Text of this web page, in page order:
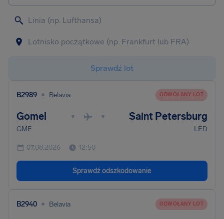
Sprawdź lot
B2989 • Belavia ODWOŁANY LOT
Gomel • • Saint Petersburg
GME LED
07.08.2026 12:50
Sprawdź odszkodowanie
B2940 • Belavia ODWOŁANY LOT